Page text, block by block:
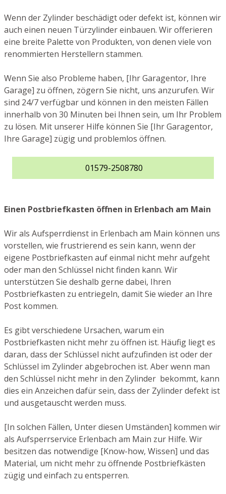
Wenn der Zylinder beschädigt oder defekt ist, können wir
auch einen neuen Türzylinder einbauen. Wir offerieren
eine breite Palette von Produkten, von denen viele von
renommierten Herstellern stammen.
Wenn Sie also Probleme haben, [Ihr Garagentor, Ihre
Garage] zu öffnen, zögern Sie nicht, uns anzurufen. Wir
sind 24/7 verfügbar und können in den meisten Fällen
innerhalb von 30 Minuten bei Ihnen sein, um Ihr Problem
zu lösen. Mit unserer Hilfe können Sie [Ihr Garagentor,
Ihre Garage] zügig und problemlos öffnen.
01579-2508780
Einen Postbriefkasten öffnen in Erlenbach am Main
Wir als Aufsperrdienst in Erlenbach am Main können uns
vorstellen, wie frustrierend es sein kann, wenn der
eigene Postbriefkasten auf einmal nicht mehr aufgeht
oder man den Schlüssel nicht finden kann. Wir
unterstützen Sie deshalb gerne dabei, Ihren
Postbriefkasten zu entriegeln, damit Sie wieder an Ihre
Post kommen.
Es gibt verschiedene Ursachen, warum ein
Postbriefkasten nicht mehr zu öffnen ist. Häufig liegt es
daran, dass der Schlüssel nicht aufzufinden ist oder der
Schlüssel im Zylinder abgebrochen ist. Aber wenn man
den Schlüssel nicht mehr in den Zylinder bekommt, kann
dies ein Anzeichen dafür sein, dass der Zylinder defekt ist
und ausgetauscht werden muss.
[In solchen Fällen, Unter diesen Umständen] kommen wir
als Aufsperrservice Erlenbach am Main zur Hilfe. Wir
besitzen das notwendige [Know-how, Wissen] und das
Material, um nicht mehr zu öffnende Postbriefkästen
zügig und einfach zu entsperren.